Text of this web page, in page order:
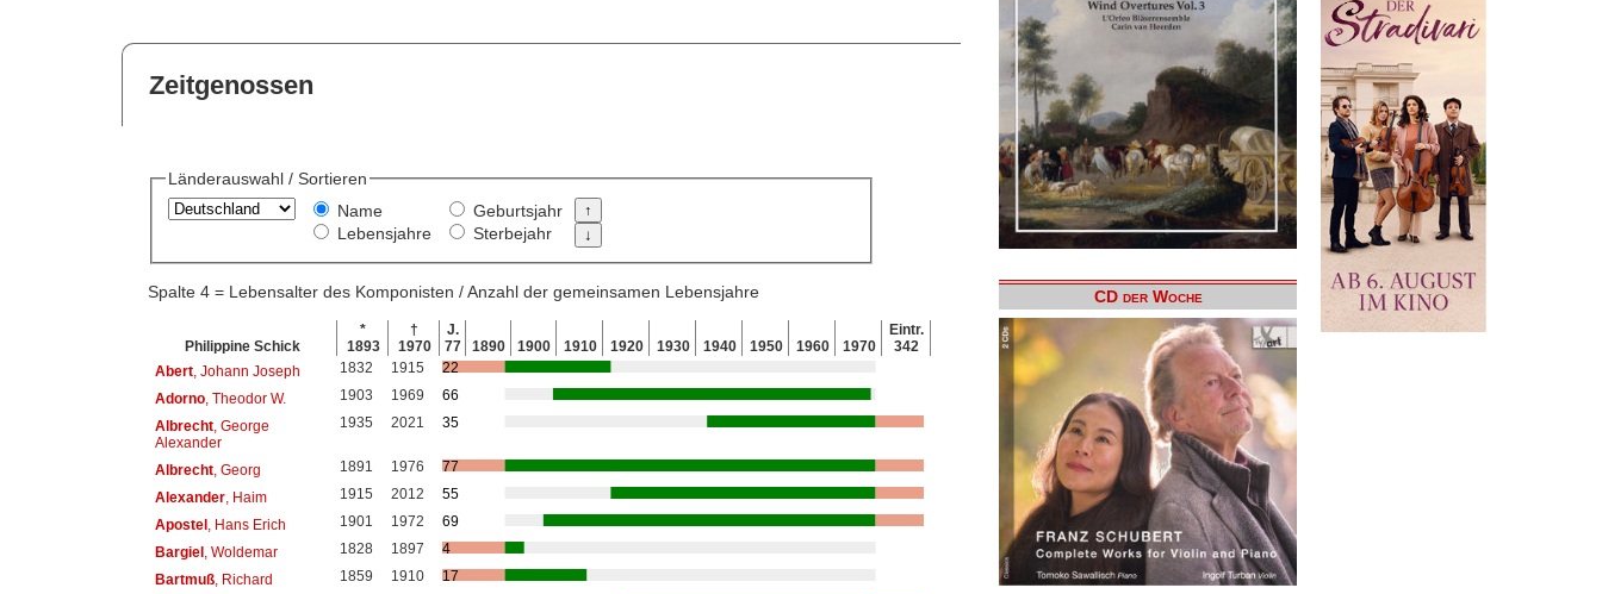
Zeitgenossen
Länderauswahl / Sortieren
Name
Lebensjahre
Geburtsjahr
Sterbejahr
Spalte 4 = Lebensalter des Komponisten / Anzahl der gemeinsamen Lebensjahre
Philippine Schick
*
1893
†
1970
J.
77
1890 1900 1910 1920 1930 1940 1950 1960 1970
Eintr.
342
Abert, Johann Joseph 1832 1915
22
Adorno, Theodor W. 1903 1969
66
Albrecht, George
Alexander
1935 2021 35
Albrecht, Georg 1891 1976
77
Alexander, Haim 1915 2012
55
Apostel, Hans Erich 1901 1972
69
Bargiel, Woldemar 1828 1897
4
Bartmuß, Richard 1859 1910
17
CD der Woche